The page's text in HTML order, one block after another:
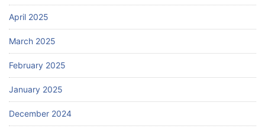
April 2025
March 2025
February 2025
January 2025
December 2024